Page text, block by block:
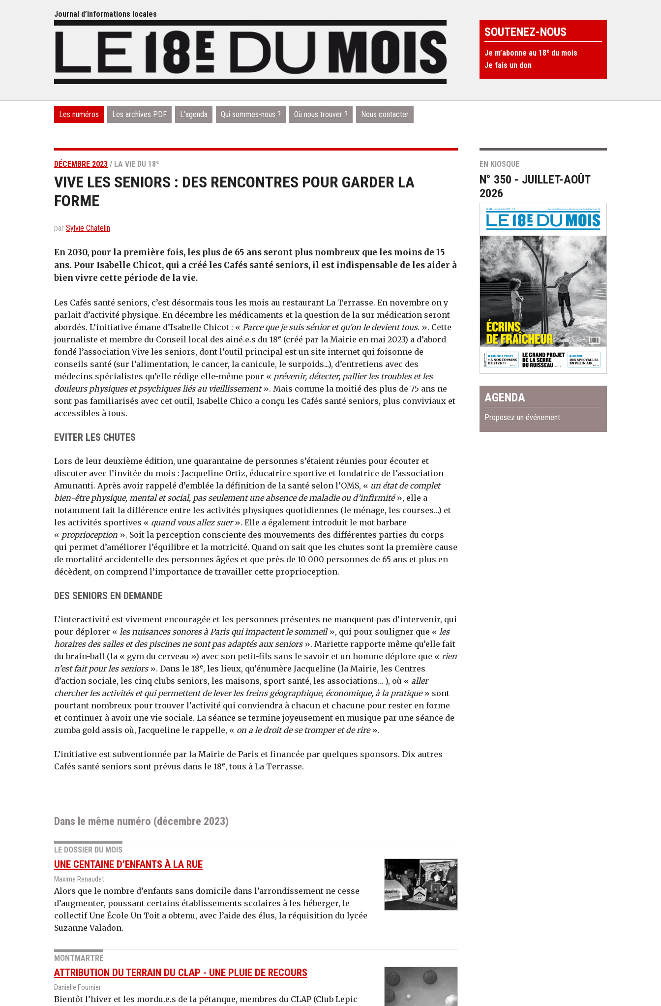
Journal d’informations locales
SOUTENEZ-NOUS
Je m’abonne au 18e du mois
Je fais un don
Les numéros Les archives PDF L’agenda Qui sommes-nous ? Où nous trouver ? Nous contacter
DÉCEMBRE 2023 / LA VIE DU 18e
VIVE LES SENIORS : DES RENCONTRES POUR GARDER LA
FORME
par Sylvie Chatelin
En 2030, pour la première fois, les plus de 65 ans seront plus nombreux que les moins de 15
ans. Pour Isabelle Chicot, qui a créé les Cafés santé seniors, il est indispensable de les aider à
bien vivre cette période de la vie.
Les Cafés santé seniors, c’est désormais tous les mois au restaurant La Terrasse. En novembre on y
parlait d’activité physique. En décembre les médicaments et la question de la sur médication seront
abordés. L’initiative émane d’Isabelle Chicot : « Parce que je suis sénior et qu’on le devient tous. ». Cette
journaliste et membre du Conseil local des ainé.e.s du 18e (créé par la Mairie en mai 2023) a d’abord
fondé l’association Vive les seniors, dont l’outil principal est un site internet qui foisonne de
conseils santé (sur l’alimentation, le cancer, la canicule, le surpoids...), d’entretiens avec des
médecins spécialistes qu’elle rédige elle-même pour « prévenir, détecter, pallier les troubles et les
douleurs physiques et psychiques liés au vieillissement». Mais comme la moitié des plus de 75 ans ne
sont pas familiarisés avec cet outil, Isabelle Chico a conçu les Cafés santé seniors, plus conviviaux et
accessibles à tous.
EVITER LES CHUTES
Lors de leur deuxième édition, une quarantaine de personnes s’étaient réunies pour écouter et
discuter avec l’invitée du mois : Jacqueline Ortiz, éducatrice sportive et fondatrice de l’association
Amunanti. Après avoir rappelé d’emblée la définition de la santé selon l’OMS, « un état de complet
bien-être physique, mental et social, pas seulement une absence de maladie ou d’infirmité», elle a
notamment fait la différence entre les activités physiques quotidiennes (le ménage, les courses…) et
les activités sportives « quand vous allez suer». Elle a également introduit le mot barbare
« proprioception ». Soit la perception consciente des mouvements des différentes parties du corps
qui permet d’améliorer l’équilibre et la motricité. Quand on sait que les chutes sont la première cause
de mortalité accidentelle des personnes âgées et que près de 10 000 personnes de 65 ans et plus en
décèdent, on comprend l’importance de travailler cette proprioception.
DES SENIORS EN DEMANDE
L’interactivité est vivement encouragée et les personnes présentes ne manquent pas d’intervenir, qui
pour déplorer « les nuisances sonores à Paris qui impactent le sommeil», qui pour souligner que « les
horaires des salles et des piscines ne sont pas adaptés aux seniors». Mariette rapporte même qu’elle fait
du brain-ball (la « gym du cerveau ») avec son petit-fils sans le savoir et un homme déplore que « rien
n’est fait pour les seniors». Dans le 18e, les lieux, qu’énumère Jacqueline (la Mairie, les Centres
d’action sociale, les cinq clubs seniors, les maisons, sport-santé, les associations… ), où « aller
chercher les activités et qui permettent de lever les freins géographique, économique, à la pratique» sont
pourtant nombreux pour trouver l’activité qui conviendra à chacun et chacune pour rester en forme
et continuer à avoir une vie sociale. La séance se termine joyeusement en musique par une séance de
zumba gold assis où, Jacqueline le rappelle, « on a le droit de se tromper et de rire».
L’initiative est subventionnée par la Mairie de Paris et financée par quelques sponsors. Dix autres
Cafés santé seniors sont prévus dans le 18e, tous à La Terrasse.
Dans le même numéro (décembre 2023)
LE DOSSIER DU MOIS
UNE CENTAINE D’ENFANTS À LA RUE
Maxime Renaudet
Alors que le nombre d’enfants sans domicile dans l’arrondissement ne cesse
d’augmenter, poussant certains établissements scolaires à les héberger, le
collectif Une École Un Toit a obtenu, avec l’aide des élus, la réquisition du lycée
Suzanne Valadon.
MONTMARTRE
ATTRIBUTION DU TERRAIN DU CLAP - UNE PLUIE DE RECOURS
Danielle Fournier
Bientôt l’hiver et les mordu.e.s de la pétanque, membres du CLAP (Club Lepic
EN KIOSQUE
N° 350 - JUILLET-AOÛT
2026
AGENDA
Proposez un événement